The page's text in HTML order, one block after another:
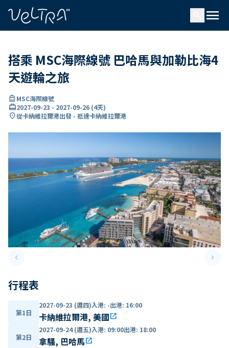
menu
搭乘 MSC海際線號 巴哈馬與加勒比海4
天遊輪之旅
directions_boatMSC海際線號
card_travel2027-09-23 - 2027-09-26 (4天)
location_on從卡納維拉爾港出發 - 抵達卡納維拉爾港
keyboard_arrow_leftPrevious slide keyboard_arrow_right
行程表
第1日
2027-09-23 (週四)入港: -出港: 16:00
卡納維拉爾港, 美國open_in_new
第2日
2027-09-24 (週五)入港: 09:00出港: 18:00
拿騷, 巴哈馬open_in_new